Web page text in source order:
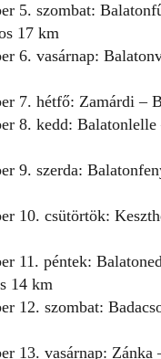
5. szombat:
17 km
6. vasárnap:
7. hétfő: Zamárdi –
8. kedd:
9. szerda:
10. csütörtök:
11. péntek:
14 km
12. szombat:
13. vasárnap: Zánka